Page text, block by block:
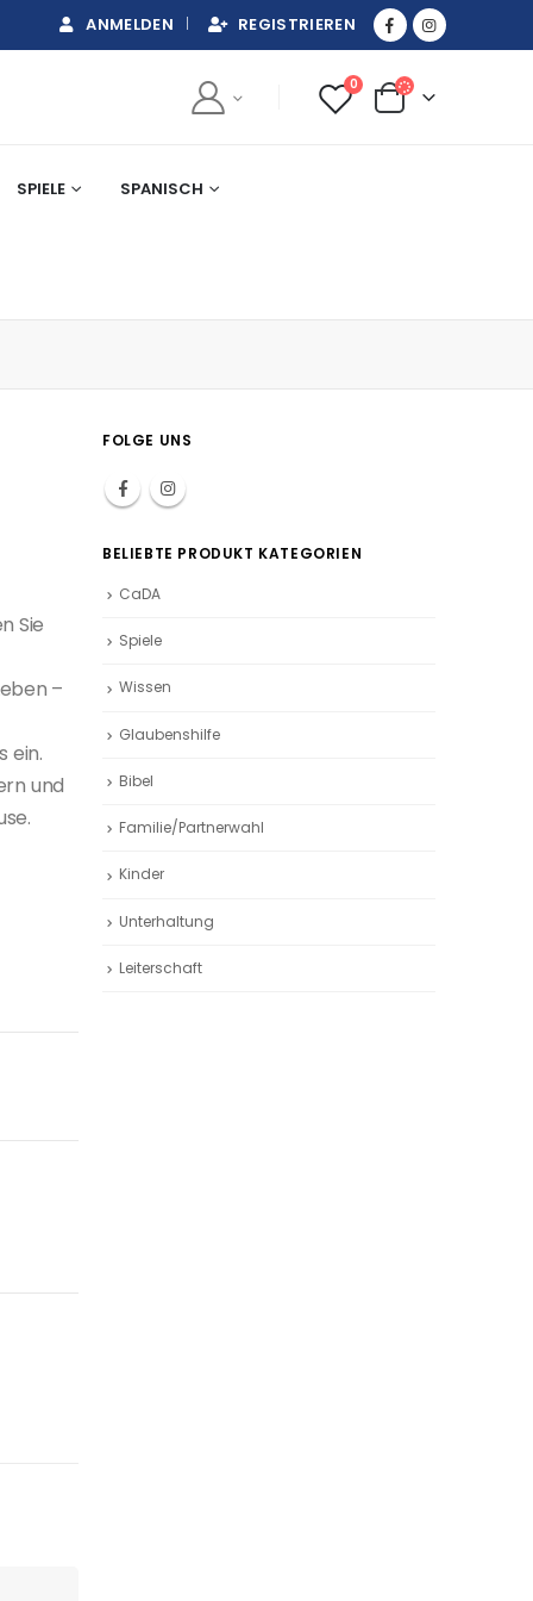
ANMELDEN REGISTRIEREN
0
SPIELE SPANISCH
Sie
–
ein.
und
FOLGE UNS
BELIEBTE PRODUKT KATEGORIEN
CaDA
Spiele
Wissen
Glaubenshilfe
Bibel
Familie/Partnerwahl
Kinder
Unterhaltung
Leiterschaft